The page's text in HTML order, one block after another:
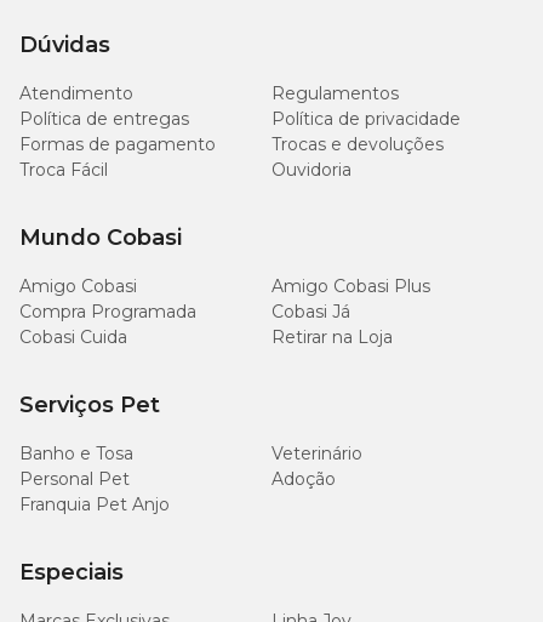
Cálcio (mín.)
5.000
mg/kg
Cálcio (máx.) 11 g/kg
Fósforo (mín.)
Potássio (mín.)
6.000
mg/kg
Sódio (mín.)
Lisina (mín.)
Metionina (mín.)
Dúvidas
Atendimento
Regulamentos
Política de entregas
Política de privacidade
Formas de pagamento
Trocas e devoluções
Troca Fácil
Ouvidoria
Mundo Cobasi
Amigo Cobasi
Amigo Cobasi Plus
Compra Programada
Cobasi Já
Cobasi Cuida
Retirar na Loja
Serviços Pet
Banho e Tosa
Veterinário
Personal Pet
Adoção
Franquia Pet Anjo
Especiais